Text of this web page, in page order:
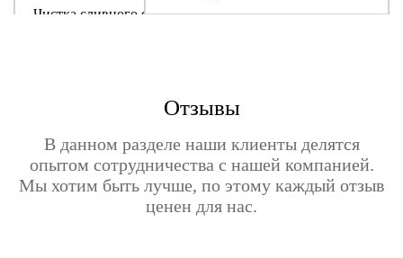
Чистка сливного фильтра
Отзывы
В данном разделе наши клиенты делятся
опытом сотрудничества с нашей компанией.
Мы хотим быть лучше, по этому каждый отзыв
ценен для нас.